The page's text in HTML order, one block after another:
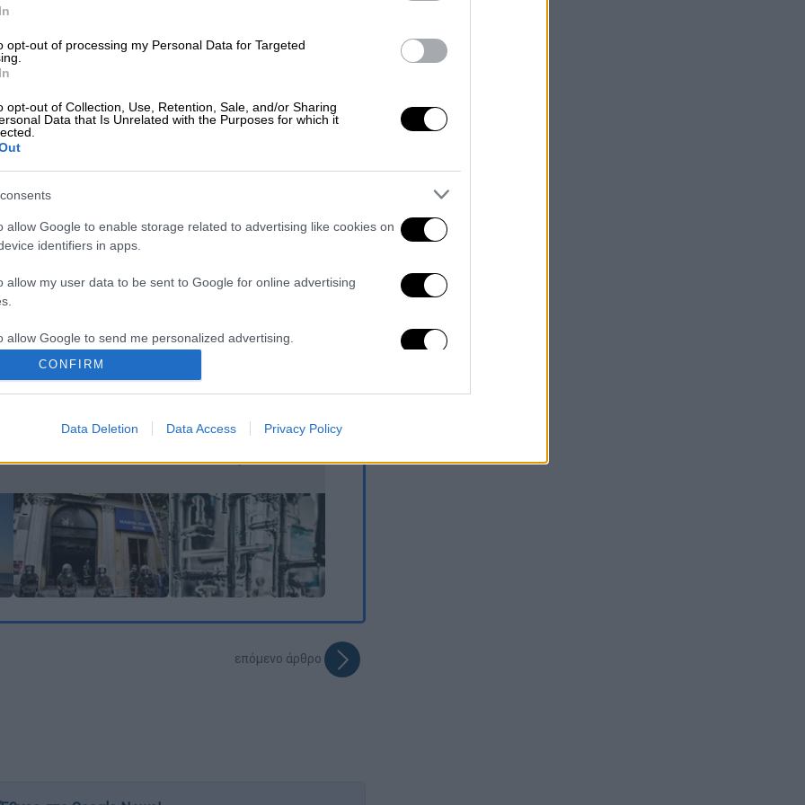
opt-out of processing my Personal Data for Targeted
opt-out of Collection, Use, Retention, Sale, and/or Sharing
Data that Is Unrelated with the Purposes for which it
allow Google to enable storage related to advertising like cookies on
identifiers in apps.
allow my user data to be sent to Google for online advertising
allow Google to send me personalized advertising.
allow Google to enable storage related to analytics like cookies on
allow Google to enable storage related to functionality of the website
allow Google to enable storage related to personalization.
allow Google to enable storage related to security, including
functionality and fraud prevention, and other user protection.
CONFIRM
Data Deletion Data Access Privacy Policy
το ΕΘΝΟΣ στη Google
τους και ποιο ήταν το θρυλικό του
Marfin: Στην Αθήνα
σήμερα η 46χρονη
εμπλοκή
Πώς οι χάκερ
συστήματα
ύδρευσης και τα
επόμενο άρθρο